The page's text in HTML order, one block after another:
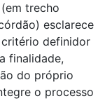
trecho
esclarece
critério definidor
finalidade,
do próprio
o processo